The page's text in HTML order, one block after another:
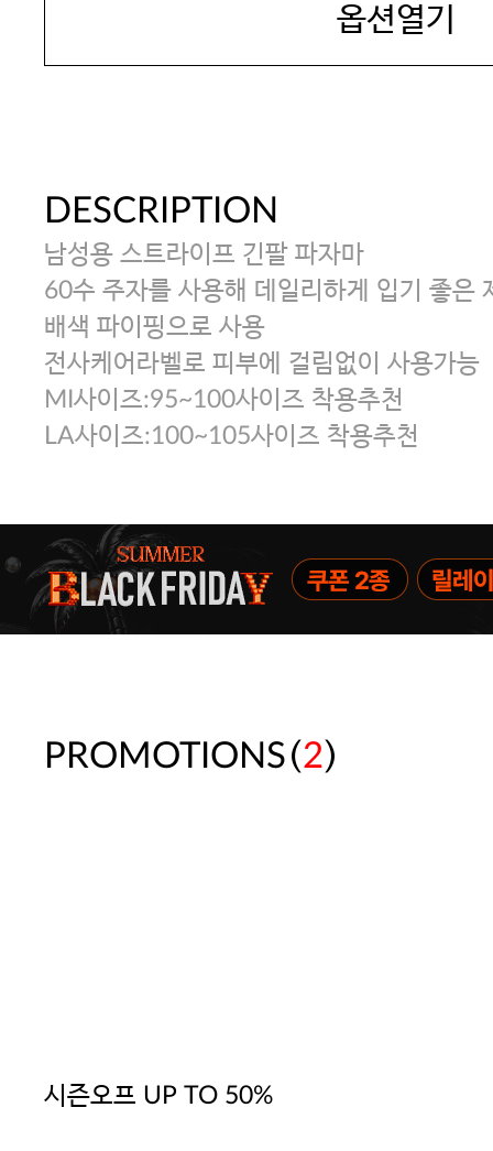
옵션열기
DESCRIPTION
남성용 스트라이프 긴팔 파자마
60수 주자를 사용해 데일리하게 입기 좋은
배색 파이핑으로 사용
전사케어라벨로 피부에 걸림없이 사용가능
MI사이즈:95~100사이즈 착용추천
LA사이즈:100~105사이즈 착용추천
PROMOTIONS(2)
시즌오프 UP TO 50%